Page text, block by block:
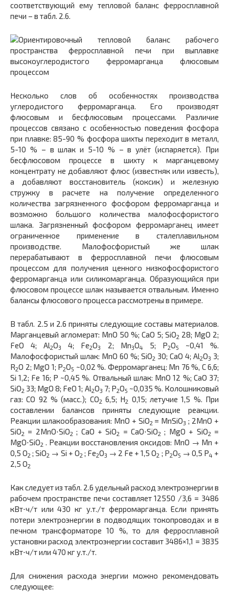
соответствующий ему тепловой баланс ферросплавной
печи – в табл. 2.6.
Несколько слов об особенностях производства
углеродистого ферромарганца. Его производят
флюсовым и бесфлюсовым процессами. Различие
процессов связано с особенностью поведения фосфора
при плавке: 85-90 % фосфора шихты переходит в металл,
5-10 % – в шлак и 5-10 % – в улёт (испаряется). При
бесфлюсовом процессе в шихту к марганцевому
концентрату не добавляют флюс (известняк или известь),
а добавляют восстановитель (коксик) и железную
стружку в расчете на получение определенного
количества загрязненного фосфором ферромарганца и
возможно большого количества малофосфористого
шлака. Загрязненный фосфором ферромарганец имеет
ограниченное применение в сталеплавильном
производстве. Малофосфористый же шлак
перерабатывают в ферросплавной печи флюсовым
процессом для получения ценного низкофосфористого
ферромарганца или силикомарганца. Образующийся при
флюсовом процессе шлак называется отвальным. Именно
балансы флюсового процесса рассмотрены в примере.
В табл. 2.5 и 2.6 приняты следующие составы материалов.
Марганцевый агломерат: MnO 50 %; CaO 5; SiO2 28; MgO 2;
FeO 4; Al2O3 4; Fe2O3 2; Mn3O4 5; P2O5
~0,41 %.
Малофосфористый шлак: MnO 60 %; SiO2 30; CaO 4; Al2O3 3;
R2O 2; MgO 1; P2O5 ~0,02 %. Ферромарганец: Mn 76 %, C 6,6;
Si 1,2; Fe 16; P ~0,45 %. Отвальный шлак: MnO 12 %; CaO 37;
SiO2 33; MgO 8; FeO 1; Al2O3 7; P2O5 ~0,035 %. Колошниковый
газ: СО 92 % (масс.); СО2 6,5; Н2
0,15; летучие 1,5 %. При
составлении балансов приняты следующие реакции.
Реакции шлакообразования: MnO + SiO2 = MnSiO3 ; 2MnO +
SiO2 = 2MnO⋅SiO2 ; CaO + SiO2 = CaO⋅SiO2 ; MgO + SiO2
=
MgO⋅SiO2 . Реакции восстановления оксидов: MnО → Mn +
0,5 O2 ; SiO2 → Si + O2 ; Fe2O3 → 2 Fe + 1,5 O2 ; P2O5 → 0,5 P4 +
2,5 O2
Как следует из табл. 2.6 удельный расход электроэнергии в
рабочем пространстве печи составляет 12550 /3,6 = 3486
кВт⋅ч/т или 430 кг у.т./т ферромарганца. Если принять
потери электроэнергии в подводящих токопроводах и в
печном трансформаторе 10 %, то для ферросплавной
установки расход электроэнергии составит 3486×1,1 = 3835
кВт⋅ч/т или 470 кг у.т./т.
Для снижения расхода энергии можно рекомендовать
следующее: